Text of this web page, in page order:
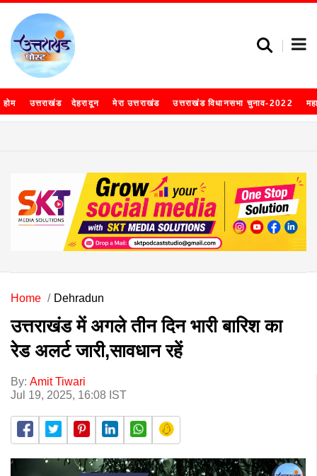
होम उत्तराखंड देहरादून मेरा उत्तराखंड उत्तराखंड विधानसभा चुनाव-2022
Home Dehradun
उत्तराखंड में अगले तीन दिन भारी बारिश का
रेड अलर्ट जारी,सावधान रहें
By: Amit Tiwari
Jul 19, 2025, 16:08 IST